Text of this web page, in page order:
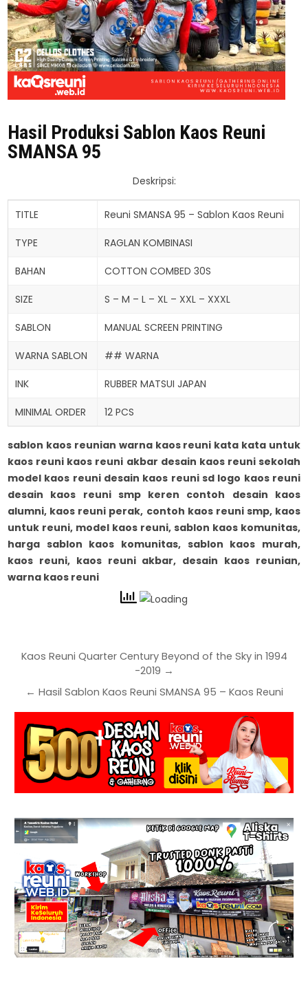
Hasil Produksi Sablon Kaos Reuni
SMANSA 95
Deskripsi:
TITLE Reuni SMANSA 95 – Sablon Kaos Reuni
TYPE RAGLAN KOMBINASI
BAHAN COTTON COMBED 30S
SIZE S – M – L – XL – XXL – XXXL
SABLON MANUAL SCREEN PRINTING
WARNA SABLON ## WARNA
INK RUBBER MATSUI JAPAN
MINIMAL ORDER 12 PCS
sablon kaos reunian warna kaos reuni kata kata untuk
kaos reuni kaos reuni akbar desain kaos reuni sekolah
model kaos reuni desain kaos reuni sd logo kaos reuni
desain kaos reuni smp keren contoh desain kaos
alumni, kaos reuni perak, contoh kaos reuni smp, kaos
untuk reuni, model kaos reuni, sablon kaos komunitas,
harga sablon kaos komunitas, sablon kaos murah,
kaos reuni, kaos reuni akbar, desain kaos reunian,
warna kaos reuni
Kaos Reuni Quarter Century Beyond of the Sky in 1994
-2019 →
← Hasil Sablon Kaos Reuni SMANSA 95 – Kaos Reuni